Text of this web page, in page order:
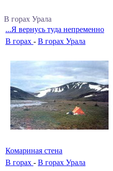
В горах Урала
...Я вернусь туда непременно
В горах - В горах Урала
Комариная стена
В горах - В горах Урала